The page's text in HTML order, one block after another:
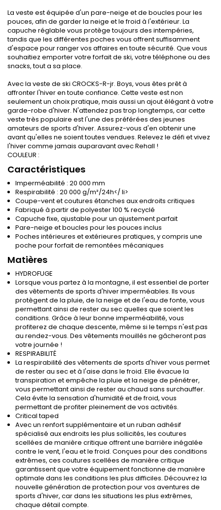
La veste est équipée d'un pare-neige et de boucles pour les
pouces, afin de garder la neige et le froid à l'extérieur. La
capuche réglable vous protège toujours des intempéries,
tandis que les différentes poches vous offrent suffisamment
d'espace pour ranger vos affaires en toute sécurité. Que vous
souhaitiez emporter votre forfait de ski, votre téléphone ou des
snacks, tout a sa place.
Avec la veste de ski CROCKS-R-jr. Boys, vous êtes prêt à
affronter l'hiver en toute confiance. Cette veste est non
seulement un choix pratique, mais aussi un ajout élégant à votre
garde-robe d'hiver. N'attendez pas trop longtemps, car cette
veste très populaire est l'une des préférées des jeunes
amateurs de sports d'hiver. Assurez-vous d'en obtenir une
avant qu'elles ne soient toutes vendues. Relevez le défi et vivez
l'hiver comme jamais auparavant avec Rehall !
COULEUR :
Caractéristiques
Imperméabilité : 20 000 mm
Respirabilité : 20 000 g/m²/24h</ li>
Coupe-vent et coutures étanches aux endroits critiques
Fabriqué à partir de polyester 100 % recyclé
Capuche fixe, ajustable pour un ajustement parfait
Pare-neige et boucles pour les pouces inclus
Poches intérieures et extérieures pratiques, y compris une
poche pour forfait de remontées mécaniques
Matières
HYDROFUGE
Lorsque vous partez à la montagne, il est essentiel de porter
des vêtements de sports d'hiver imperméables. Ils vous
protègent de la pluie, de la neige et de l'eau de fonte, vous
permettant ainsi de rester au sec quelles que soient les
conditions. Grâce à leur bonne imperméabilité, vous
profiterez de chaque descente, même si le temps n'est pas
au rendez-vous. Des vêtements mouillés ne gâcheront pas
votre journée !
RESPIRABILITÉ
La respirabilité des vêtements de sports d'hiver vous permet
de rester au sec et à l'aise dans le froid. Elle évacue la
transpiration et empêche la pluie et la neige de pénétrer,
vous permettant ainsi de rester au chaud sans surchauffer.
Cela évite la sensation d'humidité et de froid, vous
permettant de profiter pleinement de vos activités.
Critical taped
Avec un renfort supplémentaire et un ruban adhésif
spécialisé aux endroits les plus sollicités, les coutures
scellées de manière critique offrent une barrière inégalée
contre le vent, l'eau et le froid. Conçues pour des conditions
extrêmes, ces coutures scellées de manière critique
garantissent que votre équipement fonctionne de manière
optimale dans les conditions les plus difficiles. Découvrez la
nouvelle génération de protection pour vos aventures de
sports d'hiver, car dans les situations les plus extrêmes,
chaque détail compte.